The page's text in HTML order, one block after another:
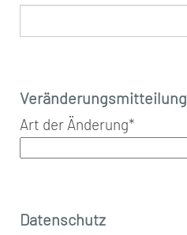
Veränderungsmitteilung
Art der Änderung*
Datenschutz